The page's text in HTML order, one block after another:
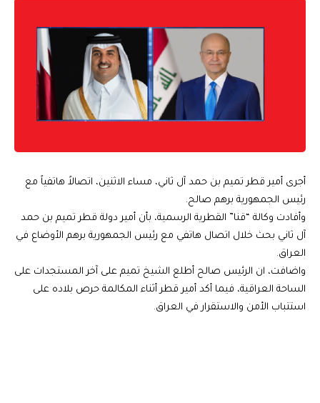
أجرى أمير قطر تميم بن حمد آل ثاني، مساء الاثنين، اتصالاً هاتفياً مع
رئيس الجمهورية برهم صالح.
وأفادت وكالة “قنا” القطرية الرسمية، بأن أمير دولة قطر تميم بن حمد
آل ثاني بحث خلال اتصال هاتفي مع رئيس الجمهورية برهم الأوضاع في
العراق.
واضافت، ان الرئيس صالح أطلع الشيخ تميم على آخر المستجدات على
الساحة العراقية، فيما أكد أمير قطر أثناء المكالمة حرص بلاده على
استتباب الأمن والاستقرار في العراق.